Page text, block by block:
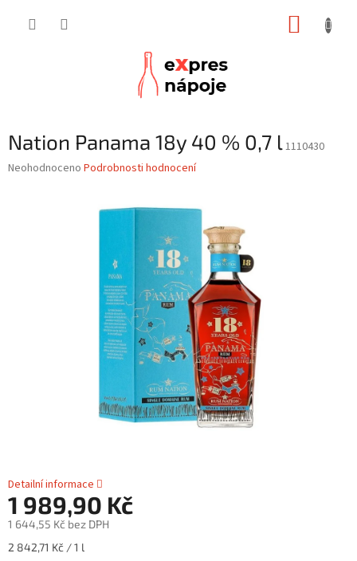
Nation Panama 18y 40 % 0,7 l1110430
Průměrné
Neohodnoceno Podrobnosti hodnocení
Detailní informace
1 989,90 Kč
1 644,55 Kč bez DPH
Měrná
2 842,71 Kč / 1 l